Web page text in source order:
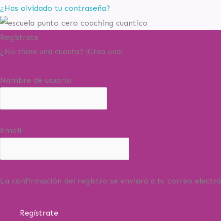
¿Has olvidado tu contraseña?
Regístrate
¿No tiene una cuenta? ¡Crea una!
Nombre de usuario
Email
La confirmación del registro se enviará a tu correo